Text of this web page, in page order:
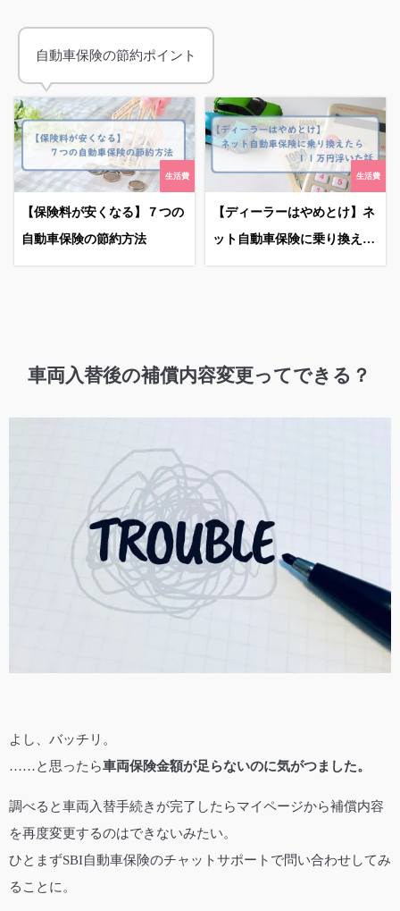
自動車保険の節約ポイント
生活費
【保険料が安くなる】７つの
自動車保険の節約方法
生活費
【ディーラーはやめとけ】ネ
ット自動車保険に乗り換えた
ら１１万円浮いた話
車両入替後の補償内容変更ってできる？
よし、バッチリ。
……と思ったら車両保険金額が足らないのに気がつました。
調べると車両入替手続きが完了したらマイページから補償内容
を再度変更するのはできないみたい。
ひとまずSBI自動車保険のチャットサポートで問い合わせしてみ
ることに。